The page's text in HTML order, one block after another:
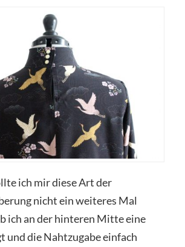
ich mir diese Art der
nicht ein weiteres Mal
ich an der hinteren Mitte eine
und die Nahtzugabe einfach